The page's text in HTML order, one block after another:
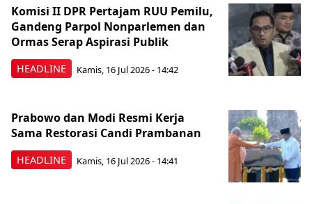
HEADLINE
Komisi II DPR Pertajam RUU Pemilu,
Gandeng Parpol Nonparlemen dan
Ormas Serap Aspirasi Publik
Kamis, 16 Jul 2026 - 14:42
HEADLINE
Prabowo dan Modi Resmi Kerja
Sama Restorasi Candi Prambanan
Kamis, 16 Jul 2026 - 14:41